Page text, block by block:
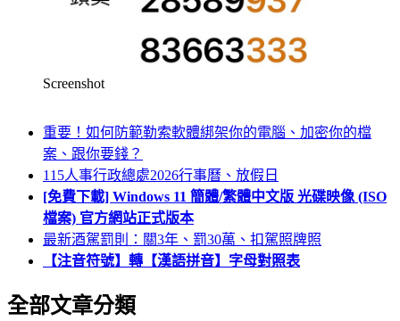
Screenshot
重要！如何防範勒索軟體綁架你的電腦、加密你的檔
案、跟你要錢？
115人事行政總處2026行事曆、放假日
[免費下載] Windows 11 簡體/繁體中文版 光碟映像 (ISO
檔案) 官方網站正式版本
最新酒駕罰則：關3年、罰30萬、扣駕照牌照
【注音符號】轉【漢語拼音】字母對照表
全部文章分類